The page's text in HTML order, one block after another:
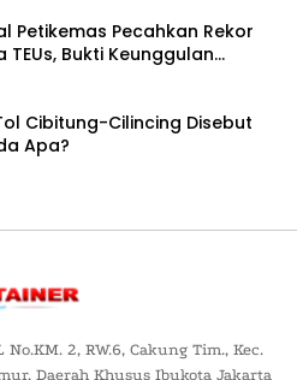
Petikemas Pecahkan Rekor
TEUs, Bukti Keunggulan
Cibitung-Cilincing Disebut
Apa?
2, RW.6, Cakung Tim., Kec.
Daerah Khusus Ibukota Jakarta